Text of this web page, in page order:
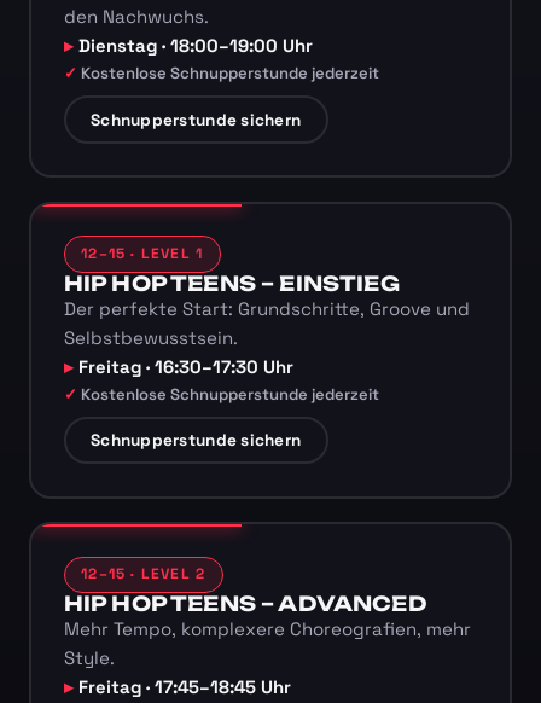
den Nachwuchs.
Dienstag · 18:00–19:00 Uhr
Kostenlose Schnupperstunde jederzeit
Schnupperstunde sichern
12–15 · LEVEL 1
HIP HOP TEENS – EINSTIEG
Der perfekte Start: Grundschritte, Groove und
Selbstbewusstsein.
Freitag · 16:30–17:30 Uhr
Kostenlose Schnupperstunde jederzeit
Schnupperstunde sichern
12–15 · LEVEL 2
HIP HOP TEENS – ADVANCED
Mehr Tempo, komplexere Choreografien, mehr
Style.
Freitag · 17:45–18:45 Uhr